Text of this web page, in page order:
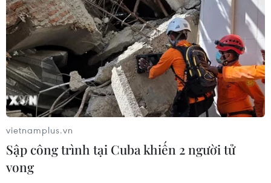
vietnamplus.vn
Sập công trình tại Cuba khiến 2 người tử
vong